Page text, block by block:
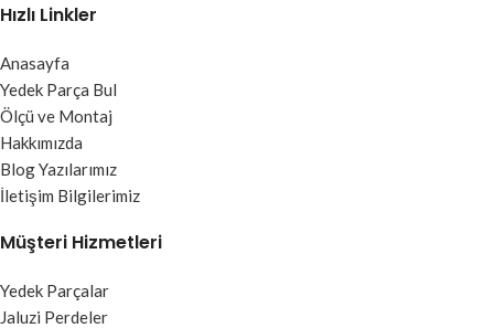
Hızlı Linkler
Anasayfa
Yedek Parça Bul
Ölçü ve Montaj
Hakkımızda
Blog Yazılarımız
İletişim Bilgilerimiz
Müşteri Hizmetleri
Yedek Parçalar
Jaluzi Perdeler